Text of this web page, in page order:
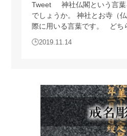
4.個人情報の利用
当サイトが取得した個人情報は、
行上必要な限りにおいて利用します
人の同意を得ることなく第三者に
6.個人情報の管理
当サイトは、個人情報の正確性お
Tweet 神社仏閣という言葉を聞いたことがある
でしょうか。 神社とお寺（
際に用いる言葉です。 どち
ころですが、神社とお寺では
ります。 神社は神さまを祀
ているかもしれません。 し
け建っているものではなく
も存在します。 …
2019.11.14